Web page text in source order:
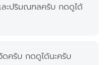
ละปริมณฑลครับ กดดูได้
ครับ กดดูได้นะครับ